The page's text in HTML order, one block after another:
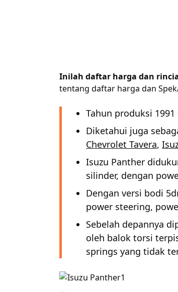
Inilah daftar harga dan
tentang daftar harga dan
Tahun produksi 1991
Diketahui juga
Chevrolet Tavera,
Isuzu Panther
silinder, dengan
Dengan versi bodi
power steering,
Sebelah depannya
oleh balok torsi
springs yang tidak